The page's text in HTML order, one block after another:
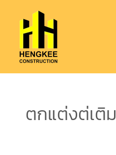
content
ตกแต่งต่เติม